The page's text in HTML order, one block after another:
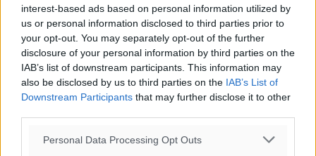
interest-based ads based on personal information utilized by
us or personal information disclosed to third parties prior to
your opt-out. You may separately opt-out of the further
disclosure of your personal information by third parties on the
IAB’s list of downstream participants. This information may
also be disclosed by us to third parties on the IAB’s List of
Downstream Participants that may further disclose it to other
Personal Data Processing Opt Outs